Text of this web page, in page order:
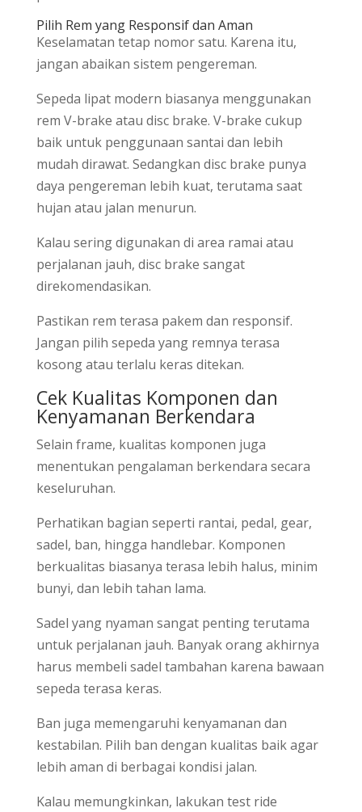
Pilih Rem yang Responsif dan Aman
Keselamatan tetap nomor satu. Karena itu,
jangan abaikan sistem pengereman.
Sepeda lipat modern biasanya menggunakan
rem V-brake atau disc brake. V-brake cukup
baik untuk penggunaan santai dan lebih
mudah dirawat. Sedangkan disc brake punya
daya pengereman lebih kuat, terutama saat
hujan atau jalan menurun.
Kalau sering digunakan di area ramai atau
perjalanan jauh, disc brake sangat
direkomendasikan.
Pastikan rem terasa pakem dan responsif.
Jangan pilih sepeda yang remnya terasa
kosong atau terlalu keras ditekan.
Cek Kualitas Komponen dan
Kenyamanan Berkendara
Selain frame, kualitas komponen juga
menentukan pengalaman berkendara secara
keseluruhan.
Perhatikan bagian seperti rantai, pedal, gear,
sadel, ban, hingga handlebar. Komponen
berkualitas biasanya terasa lebih halus, minim
bunyi, dan lebih tahan lama.
Sadel yang nyaman sangat penting terutama
untuk perjalanan jauh. Banyak orang akhirnya
harus membeli sadel tambahan karena bawaan
sepeda terasa keras.
Ban juga memengaruhi kenyamanan dan
kestabilan. Pilih ban dengan kualitas baik agar
lebih aman di berbagai kondisi jalan.
Kalau memungkinkan, lakukan test ride